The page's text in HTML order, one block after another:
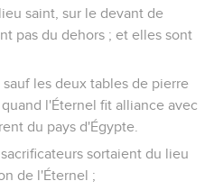
saint, sur le devant de
pas du dehors ; et elles sont
les deux tables de pierre
l'Éternel fit alliance avec
du pays d'Égypte.
sortaient du lieu
de l'Éternel ;